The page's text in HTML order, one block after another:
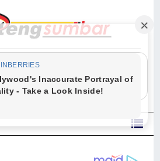
para malaikat-Nya berselawat untuk Nabi.
berselawatlah kamu untuk Nabi dan
penuh penghormatan kepadanya." (Qs. Al
Ahzab Ayat 56)